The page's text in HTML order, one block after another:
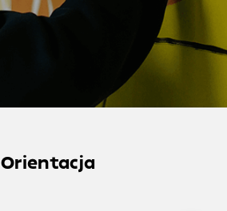
Orientacja